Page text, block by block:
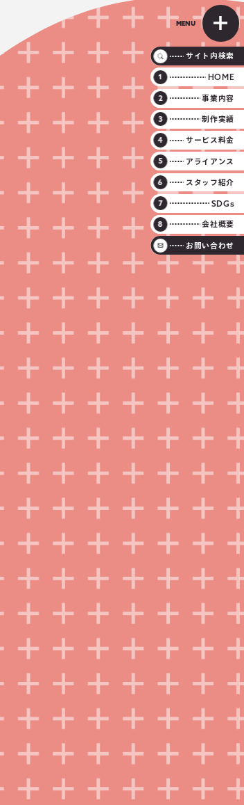
サイト内検索
HOME
事業内容
制作実績
サービス料金
アライアンス
スタッフ紹介
SDGs
会社概要
お問い合わせ
MENU